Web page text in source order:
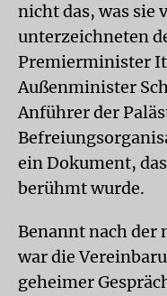
nicht das, was sie
unterzeichneten
Premierminister
Außenminister
Anführer der
ein Dokument,
berühmt wurde.
Benannt nach der
war die
geheimer